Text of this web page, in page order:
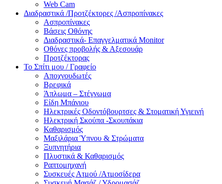
Web Cam
Διαδραστικά /Προτζέκτορες /Ασπροπίνακες
Ασπροπίνακες
Βάσεις Οθόνης
Διαδραστικά- Επαγγελματικά Monitor
Οθόνες προβολής & Αξεσουάρ
Προτζέκτορας
Το Σπίτι μου / Γραφείο
Αποχνουδωτές
Βρεφικά
Άπλωμα – Στέγνωμα
Είδη Μπάνιου
Ηλεκτρικές Οδοντόβουρτσες & Στοματική Υγιεινή
Ηλεκτρική Σκούπα -Σκουπάκια
Καθαρισμός
Μαξιλάρια Ύπνου & Στρώματα
Ξυπνητήρια
Πλυστικά & Καθαρισμός
Ραπτομηχανή
Συσκευές Ατμού /Ατμοσίδερα